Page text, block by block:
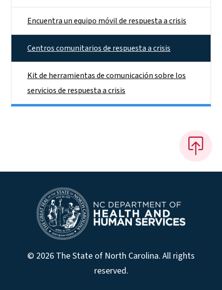
Encuentra un equipo móvil de respuesta a crisis
Centros comunitarios de respuesta a crisis
Kit de herramientas de comunicación sobre los
servicios de respuesta a crisis
© 2026 The State of North Carolina. All rights
reserved.